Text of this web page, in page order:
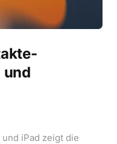
und
iPad zeigt die